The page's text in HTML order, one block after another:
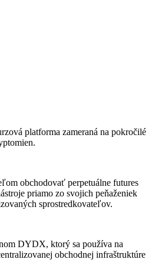
platforma zameraná na pokročilé
obchodovať perpetuálne futures
priamo zo svojich peňaženiek
sprostredkovateľov.
DYDX, ktorý sa používa na
obchodnej infraštruktúre